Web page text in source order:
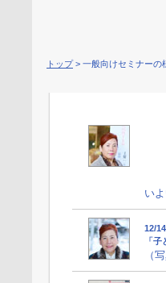
トップ> 一般向けセミナーの
い
12/
「
（